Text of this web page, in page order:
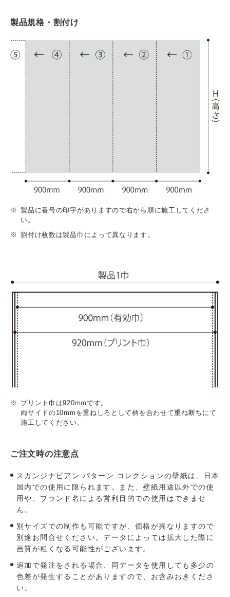
製品規格・割付け
製品に番号の印字がありますので右から順に施工してくださ
い。
割付け枚数は製品巾によって異なります。
プリント巾は920mmです。
両サイドの10mmを重ねしろとして柄を合わせて重ね断ちにて
施工してください。
ご注文時の注意点
スカンジナビアン パターン コレクションの壁紙は、日本
国内での使用に限られます。また、壁紙用途以外での使
用や、ブランド名による営利目的での使用はできませ
ん。
別サイズでの制作も可能ですが、価格が異なりますので
別途お問合せください。データによっては拡大した際に
画質が粗くなる可能性がございます。
追加で発注をされる場合、同データを使用しても多少の
色差が発生することがありますので、お含みおきくださ
い。